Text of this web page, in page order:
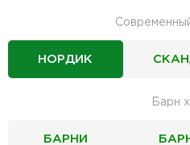
НОРДИК
Барн
БАРНИ